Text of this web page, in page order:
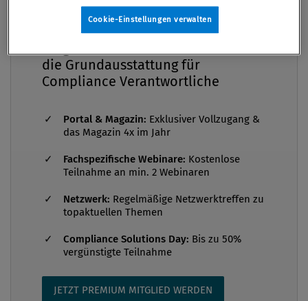
Mag. Gerold Pawelka
Praxis 4/2011, S. 26
Datenschutz in Österreich Das Datenschutzgesetz
von natürlichen oder juristischen Personen, deren
fälschlicherweise angenommen wird, umfassen
personenbezogene Daten daher nicht nur
persönliche Daten des allgemeinen
Sprachgebrauchs wie etwa Name, Geburtsdatum
und Schuhgröße, sondern alle Daten, die mit einer
bestimmten Person in Verbindung gebracht werden
Compliance Praxis Premium
die Grundausstattung für
Compliance Verantwortliche
Portal & Magazin: Exklusiver Vollzugang &
das Magazin 4x im Jahr
Fachspezifische Webinare: Kostenlose
Teilnahme an min. 2 Webinaren
Netzwerk: Regelmäßige Netzwerktreffen zu
topaktuellen Themen
Compliance Solutions Day: Bis zu 50%
vergünstigte Teilnahme
JETZT PREMIUM MITGLIED WERDEN
Cookie-Einstellungen verwalten